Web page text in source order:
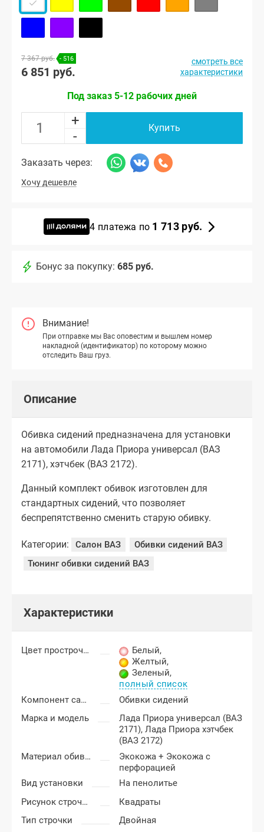
7 367 руб. - 516
6 851 руб.
смотреть все
характеристики
Под заказ 5-12 рабочих дней
+
-
Купить
Заказать через:
Хочу дешевле
4 платежа по 1 713 руб.
Бонус за покупку: 685 руб.
Внимание!
При отправке мы Вас оповестим и вышлем номер
накладной (идентификатор) по которому можно
отследить Ваш груз.
Описание
Обивка сидений предназначена для установки
на автомобили Лада Приора универсал (ВАЗ
2171), хэтчбек (ВАЗ 2172).
Данный комплект обивок изготовлен для
стандартных сидений, что позволяет
беспрепятственно сменить старую обивку.
Категории: Салон ВАЗ
Обивки сидений ВАЗ
Тюнинг обивки сидений ВАЗ
Характеристики
Цвет прострочки Белый,
Желтый,
Зеленый,
полный список
Компонент салона
Обивки сидений
Марка и модель
Лада Приора универсал (ВАЗ
2171),Лада Приора хэтчбек
(ВАЗ 2172)
Материал обивки
Экокожа + Экокожа с
перфорацией
Вид установки
На пенолитье
Рисунок строчки
Квадраты
Тип строчки
Двойная